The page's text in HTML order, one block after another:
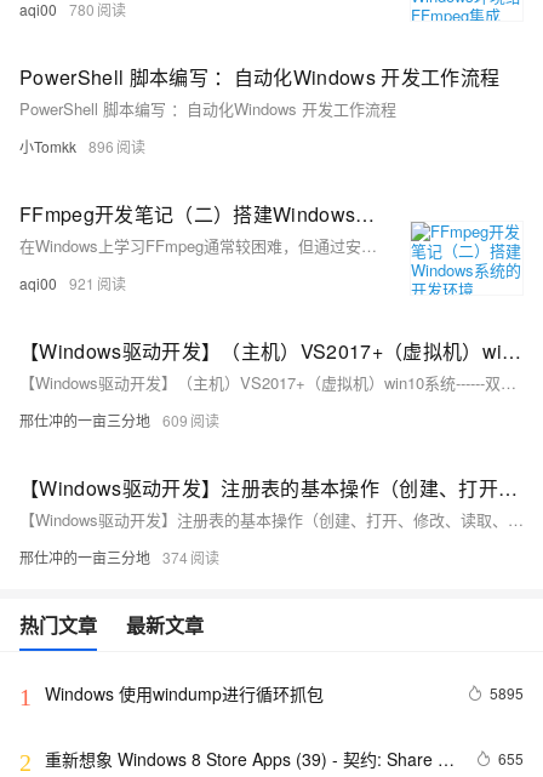
aqi00 780
PowerShell 脚本编写 ：自动化Windows 开发工作流程
PowerShell 脚本编写 ：自动化Windows 开发工作流程
小Tomkk 896
FFmpeg开发笔记（二）搭建Windows系统的开发环境
在Windows上学习FFmpeg通常较困难，但通过安装预编译的FFmpeg开发包可以简化流程。首先需要安装MSYS2来模拟Linux环境。下载并执行MSYS2安装包，然后修改msys2_shell.cmd以继承Windows的Path变量。使用pacman安装必要的编译工具。接着，下载预编译的FFmpeg Windows包，解压并配置系统Path。最后，在MSYS2环境中运行`ffmpeg -version`确认安装成功。欲深入学习FFmpeg开发，推荐阅读《FFmpeg开发实战：从零基础到短视频上线》。
aqi00 921
【Windows驱动开发】（主机）VS2017+（虚拟机）win10系统------双机调试
【Windows驱动开发】（主机）VS2017+（虚拟机）win10系统------双机调试
邢仕冲的一亩三分地 609
【Windows驱动开发】注册表的基本操作（创建、打开、修改、读取、枚举）（附源码）
【Windows驱动开发】注册表的基本操作（创建、打开、修改、读取、枚举）（附源码）
邢仕冲的一亩三分地 374
热门文章 最新文章
1 Windows 使用windump进行循环抓包 5895
2 重新想象 Windows 8 Store Apps (39) - 契约: Share
655